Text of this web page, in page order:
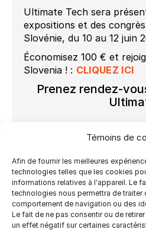
Témoins de
Afin de fournir les meilleures
technologies telles que les cookies
informations relatives à l'appareil. Le
technologies nous permettra de traiter
comportement de navigation ou des
Le fait de ne pas consentir ou de
un effet négatif sur certaines
Ultimate Tech sera
expositions et des
Slovénie, du 10 au 12 juin
Économisez 100 € et
Slovenia ! : CLIQUEZ ICI
Prenez rendez-
Select the Event of your
We will contact you to